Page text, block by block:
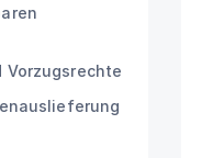
Vorzugsrechte